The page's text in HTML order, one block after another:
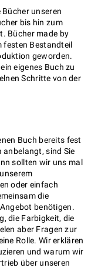
unseren
bis hin zum
Bücher made by
festen Bestandteil
geworden.
eigenes Buch zu
Schritte von der
Buch bereits fest
sind Sie
sollten wir uns mal
oder einfach
die
benötigen.
die Farbigkeit, die
aber Fragen zur
Rolle. Wir erklären
und warum wir
über unseren